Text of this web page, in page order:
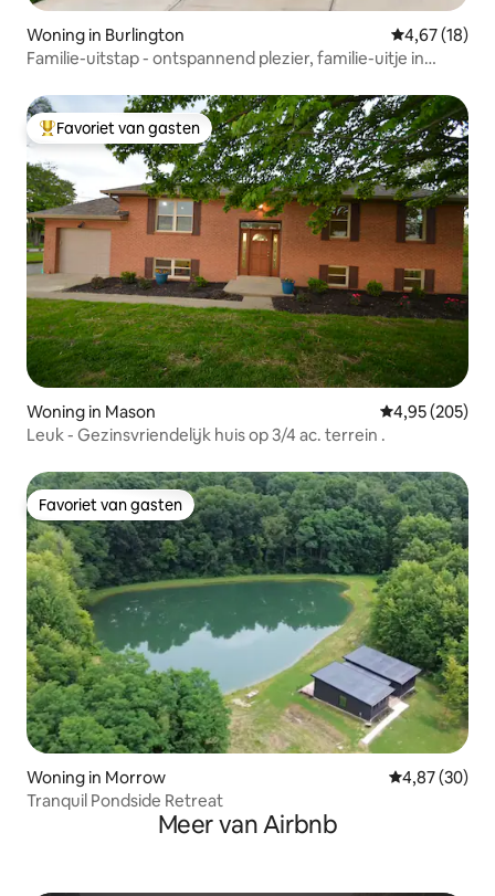
Woning in Burlington Gemiddelde
4,67 (18)
Familie-uitstap - ontspannend plezier, familie-uitje in
Topfavoriet van gasten
Favoriet van gasten
Woning in Mason Gemiddelde
4,95 (205)
Leuk - Gezinsvriendelijk huis op 3/4 ac. terrein .
Favoriet van gasten
Favoriet van gasten
Woning in Morrow Gemiddelde
4,87 (30)
Tranquil Pondside Retreat
Meer van Airbnb